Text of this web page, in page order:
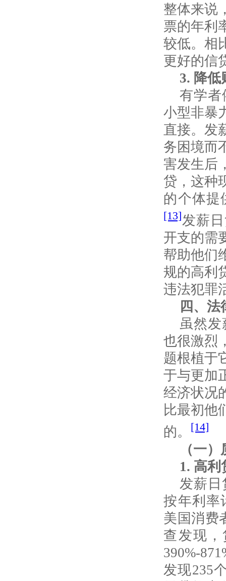
整体来说
票的年利
较低。相
更好的信
3. 降低
有学者
小型非暴
直接。发
务困境而
害发生后
贷，这种
的个体提
[13]发薪
开支的需
帮助他们
规的高利
违法犯罪
四、
虽然发
也很激烈
题根植于
于与更加
经济状况
比最初他
的。
[14]
（一
1. 高利
发薪日
按年利率
美国消费
查发现
390%-
发现235